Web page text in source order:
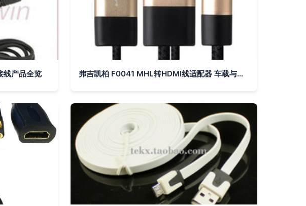
线产品全览 弗吉凯柏 F0041 MHL转HDMI线适配器 车载与家电连接的便捷桥梁